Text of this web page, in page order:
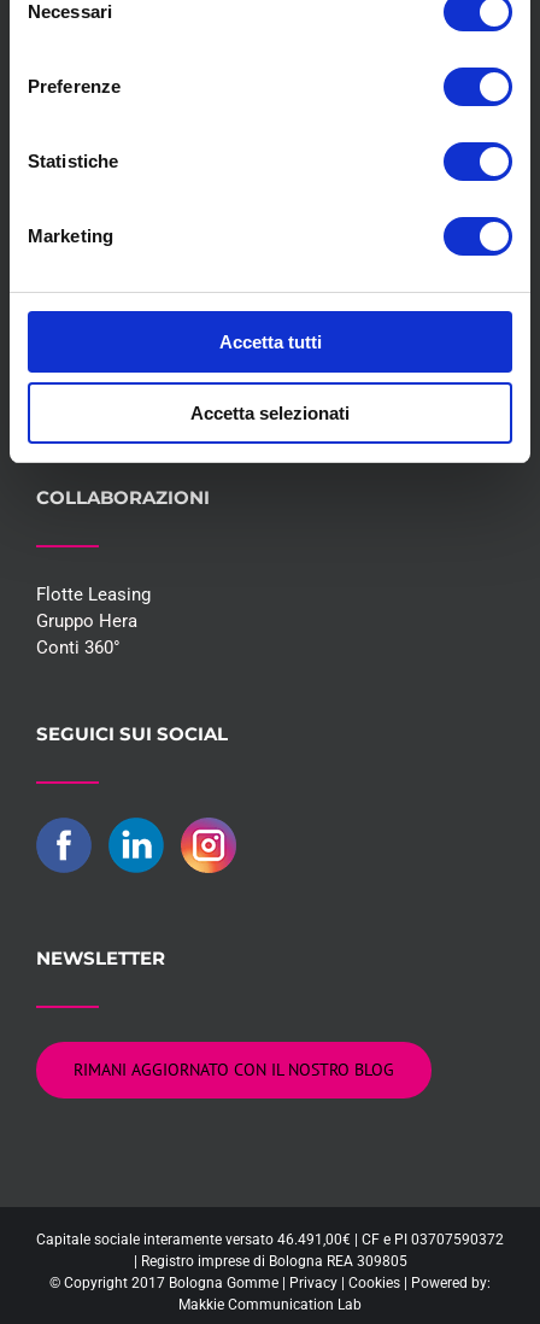
delNecessari
Preferenze
Statistiche
Marketing
Accetta tutti
Accetta selezionati
Chi siamo
Meccanica
Convenzioni
Whisteblowing D.Lgs 24/2023
Promozioni
COLLABORAZIONI
Flotte Leasing
Gruppo Hera
Conti 360°
SEGUICI SUI SOCIAL
NEWSLETTER
RIMANI AGGIORNATO CON IL NOSTRO BLOG
Capitale sociale interamente versato 46.491,00€ | CF e PI 03707590372
| Registro imprese di Bologna REA 309805
© Copyright 2017 Bologna Gomme | Privacy | Cookies | Powered by:
Makkie Communication Lab